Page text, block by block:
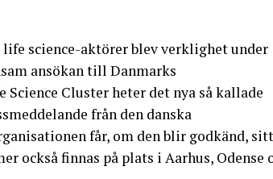
science-aktörer blev verklighet under
ansökan till Danmarks
Cluster heter det nya så kallade
från den danska
får, om den blir godkänd, sitt
också finnas på plats i Aarhus, Odense